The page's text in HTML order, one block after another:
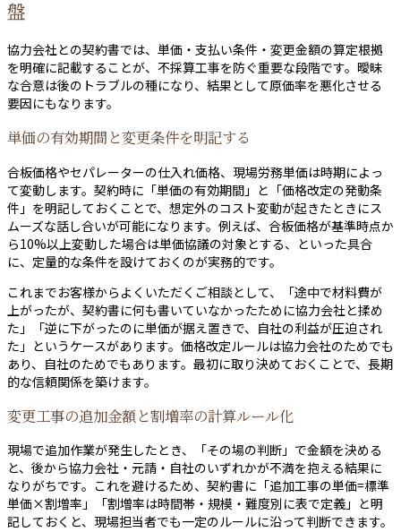
盤
協力会社との契約書では、単価・支払い条件・変更金額の算定根拠
を明確に記載することが、不採算工事を防ぐ重要な段階です。曖昧
な合意は後のトラブルの種になり、結果として原価率を悪化させる
要因にもなります。
単価の有効期間と変更条件を明記する
合板価格やセパレーターの仕入れ価格、現場労務単価は時期によっ
て変動します。契約時に「単価の有効期間」と「価格改定の発動条
件」を明記しておくことで、想定外のコスト変動が起きたときにス
ムーズな話し合いが可能になります。例えば、合板価格が基準時点か
ら10%以上変動した場合は単価協議の対象とする、といった具合
に、定量的な条件を設けておくのが実務的です。
これまでお客様からよくいただくご相談として、「途中で材料費が
上がったが、契約書に何も書いていなかったために協力会社と揉め
た」「逆に下がったのに単価が据え置きで、自社の利益が圧迫され
た」というケースがあります。価格改定ルールは協力会社のためでも
あり、自社のためでもあります。最初に取り決めておくことで、長期
的な信頼関係を築けます。
変更工事の追加金額と割増率の計算ルール化
現場で追加作業が発生したとき、「その場の判断」で金額を決める
と、後から協力会社・元請・自社のいずれかが不満を抱える結果に
なりがちです。これを避けるため、契約書に「追加工事の単価=標準
単価×割増率」「割増率は時間帯・規模・難度別に表で定義」と明
記しておくと、現場担当者でも一定のルールに沿って判断できます。